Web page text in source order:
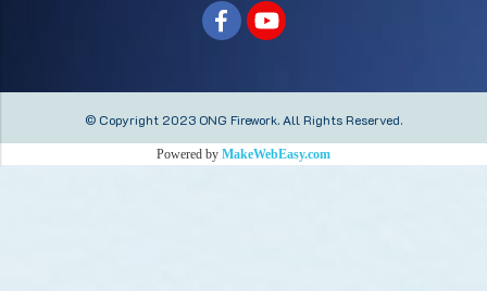
© Copyright 2023 ONG Firework.All Rights Reserved.
Powered by MakeWebEasy.com